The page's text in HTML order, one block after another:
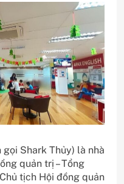
Shark Thủy) là nhà
quản trị – Tổng
tịch Hội đồng quản